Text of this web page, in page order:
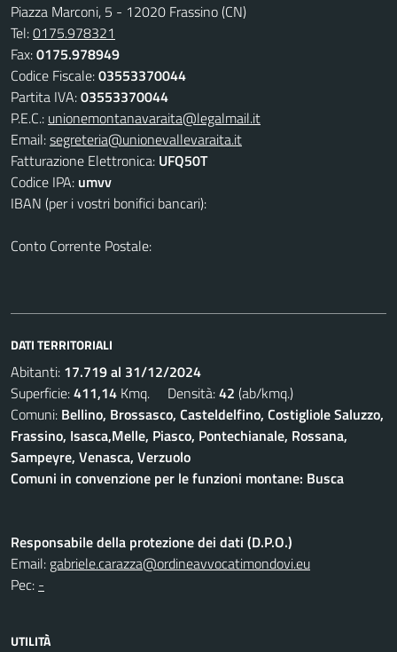
Piazza Marconi, 5 - 12020 Frassino (CN)
Tel:0175.978321
Fax:0175.978949
Codice Fiscale:03553370044
Partita IVA:03553370044
P.E.C.: unionemontanavaraita@legalmail.it
Email:segreteria@unionevallevaraita.it
Fatturazione Elettronica: UFQ50T
Codice IPA: umvv
IBAN (per i vostri bonifici bancari):
Conto Corrente Postale:
DATI TERRITORIALI
Abitanti: 17.719 al 31/12/2024
Superficie:411,14 Kmq. Densità:42 (ab/kmq.)
Comuni: Bellino, Brossasco, Casteldelfino, Costigliole Saluzzo,
Frassino, Isasca,Melle, Piasco, Pontechianale, Rossana,
Sampeyre, Venasca, Verzuolo
Comuni in convenzione per le funzioni montane: Busca
Responsabile della protezione dei dati (D.P.O.)
Email: gabriele.carazza@ordineavvocatimondovi.eu
Pec: -
UTILITÀ